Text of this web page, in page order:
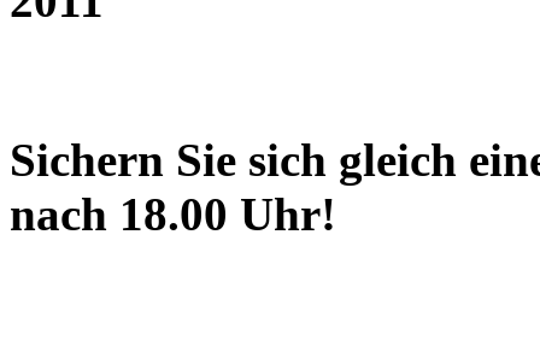
Sichern Sie sich gleich
nach 18.00 Uhr!